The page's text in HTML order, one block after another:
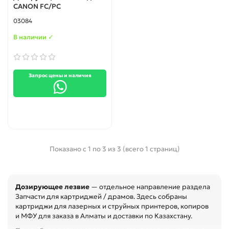
CANON FC/PC
03084
В наличии ✓
Запрос цены и наличия
Показано с 1 по 3 из 3 (всего 1 страниц)
Дозирующее лезвие — отдельное направление раздела
Запчасти для картриджей / драмов. Здесь собраны
картриджи для лазерных и струйных принтеров, копиров
и МФУ для заказа в Алматы и доставки по Казахстану.